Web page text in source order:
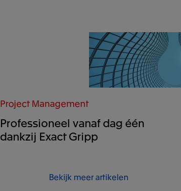
Project Management
Professioneel vanaf dag één
dankzij Exact Gripp
Bekijk meer artikelen